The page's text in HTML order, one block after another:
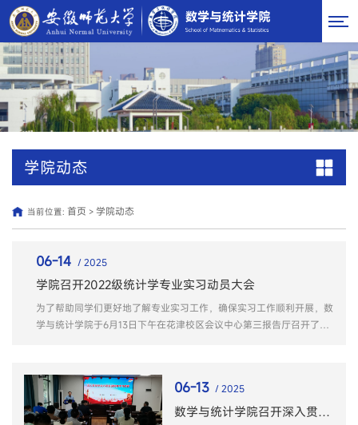
学院动态
当前位置: 首页 > 学院动态
06-14 / 2025
学院召开2022级统计学专业实习动员大会
为了帮助同学们更好地了解专业实习工作，确保实习工作顺利开展，数
学与统计学院于6月13日下午在花津校区会议中心第三报告厅召开了
陈孟奇主持。会上，曹明响介绍专业实习的目的和意义，明确实...
06-13 / 2025
数学与统计学院召开深入贯彻中央八项规定精神学习教育专题学习会